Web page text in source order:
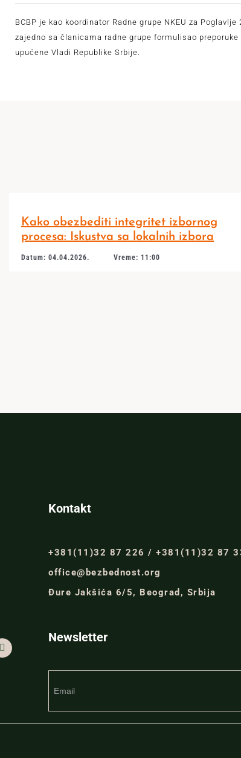
BCBP je kao koordinator Radne grupe NKEU za Poglavlje
zajedno sa članicama radne grupe formulisao preporuke
upućene Vladi Republike Srbije.
Kako obezbediti integritet izbornog
procesa: Iskustva sa lokalnih izbora
Datum: 04.04.2026. Vreme: 11:00
Kontakt
+381(11)32 87 226 / +381(11)32 87
office@bezbednost.org
Đure Jakšića 6/5, Beograd, Srbija
Newsletter